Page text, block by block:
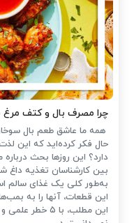
چرا مصرف بال و کتف
همه ما عاشق طعم بال
حال فکر کرده‌اید که این
دارد؟ این روزها بحث
بین کارشناسان تغذیه
به‌طور کلی یک غذای سالم
این قطعات، آنها را به
این مطلب، با ۵